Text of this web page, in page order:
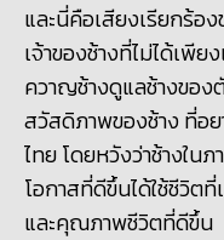
และนี่คือเสียงเรียกร้อ
เจ้าของช้างที่ไม่ได้เพี
ควาญช้างดูแลช้างของตั
สวัสดิภาพของช้าง ที่อ
ไทย โดยหวังว่าช้างใน
โอกาสที่ดีขึ้นได้ใช้ชีวิต
และคุณภาพชีวิตที่ดีขึ้น